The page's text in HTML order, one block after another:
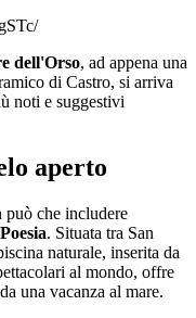
dell'Orso, ad appena una
di Castro, si arriva
noti e suggestivi
aperto
può che includere
. Situata tra San
naturale, inserita da
al mondo, offre
una vacanza al mare.